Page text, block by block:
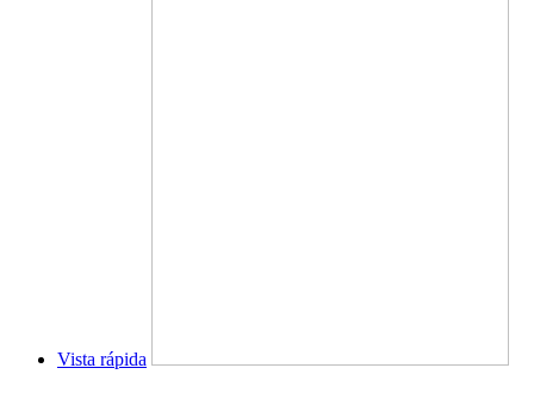
Vista rápida